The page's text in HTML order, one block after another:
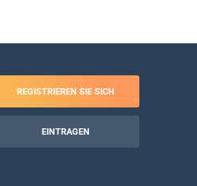
REGISTRIEREN SIE SICH
EINTRAGEN